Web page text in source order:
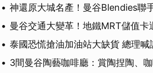
神還原大城名產！曼谷Blendies聯
曼谷交通大變革！地鐵MRT儲值
泰國恐慌搶油加油站大缺貨 總理喊
3間曼谷陶藝咖啡廳：賞陶捏陶、